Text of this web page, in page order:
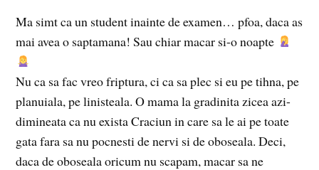
Ma simt ca un student inainte de examen… pfoa, daca as
mai avea o saptamana! Sau chiar macar si-o noapte
Nu ca sa fac vreo friptura, ci ca sa plec si eu pe tihna, pe
planuiala, pe linisteala. O mama la gradinita zicea azi-
dimineata ca nu exista Craciun in care sa le ai pe toate
gata fara sa nu pocnesti de nervi si de oboseala. Deci,
daca de oboseala oricum nu scapam, macar sa ne